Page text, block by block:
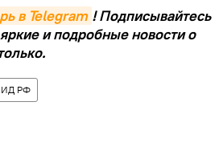
в Telegram ! Подписывайтесь
и подробные новости о
РФ